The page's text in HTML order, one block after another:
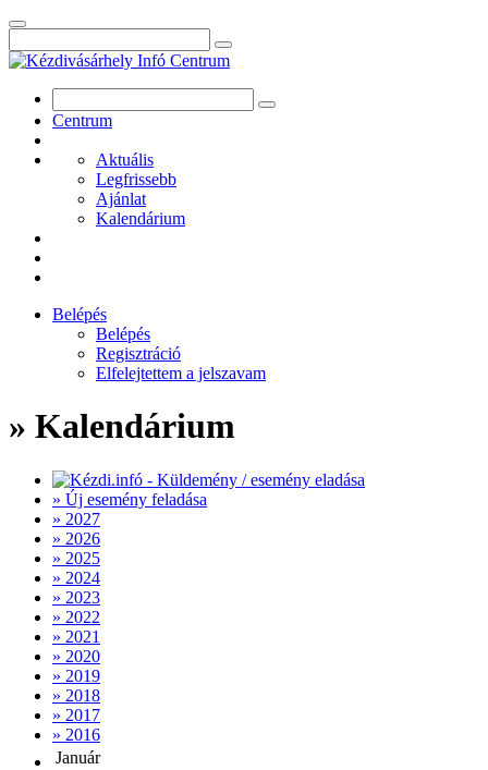
Centrum
Aktuális
Legfrissebb
Ajánlat
Kalendárium
Belépés
Belépés
Regisztráció
Elfelejtettem a jelszavam
» Kalendárium
» Új esemény feladása
» 2027
» 2026
» 2025
» 2024
» 2023
» 2022
» 2021
» 2020
» 2019
» 2018
» 2017
» 2016
Január